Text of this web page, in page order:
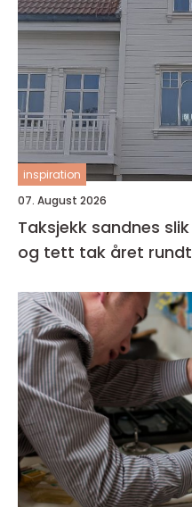
inspiration
07. August 2026
Taksjekk sandnes slik sikrer huseiere et trygt
og tett tak året rundt